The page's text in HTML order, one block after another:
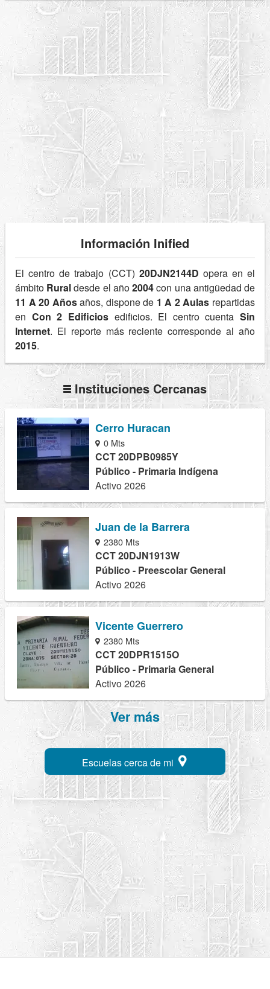
Información Inified
El centro de trabajo (CCT) 20DJN2144D opera en el
ámbito Ruraldesde el año2004con una antigüedad de
11 A 20 Añosaños, dispone de 1 A 2 Aulas repartidas
en Con 2 Edificiosedificios. El centro cuenta Sin
Internet. El reporte más reciente corresponde al año
2015.
Instituciones Cercanas
Cerro Huracan
0 Mts
CCT 20DPB0985Y
Público - Primaria Indígena
Activo 2026
Juan de la Barrera
2380 Mts
CCT 20DJN1913W
Público - Preescolar General
Activo 2026
Vicente Guerrero
2380 Mts
CCT 20DPR1515O
Público - Primaria General
Activo 2026
Ver más
Escuelas cerca de mi